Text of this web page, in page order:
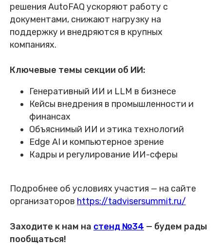
решения AutoFAQ ускоряют работу с
документами, снижают нагрузку на
поддержку и внедряются в крупных
компаниях.
Ключевые темы секции об ИИ:
Генеративный ИИ и LLM в бизнесе
Кейсы внедрения в промышленности и
финансах
Объяснимый ИИ и этика технологий
Edge AI и компьютерное зрение
Кадры и регулирование ИИ-сферы
Подробнее об условиях участия — на сайте
организаторов https://tadvisersummit.ru/
Заходите к нам на стенд №34 — будем рады
пообщаться!